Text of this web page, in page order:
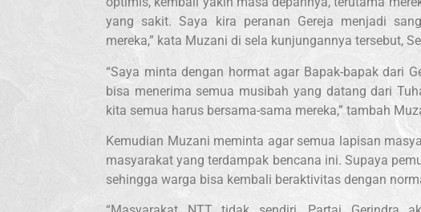
yang sakit. Saya kira peranan Gereja menjadi
mereka,” kata Muzani di sela kunjungannya tersebut,
“Saya minta dengan hormat agar Bapak-bapak dari
bisa menerima semua musibah yang datang dari
kita semua harus bersama-sama mereka,” tambah
Kemudian Muzani meminta agar semua lapisan
masyarakat yang terdampak bencana ini. Supaya
sehingga warga bisa kembali beraktivitas dengan